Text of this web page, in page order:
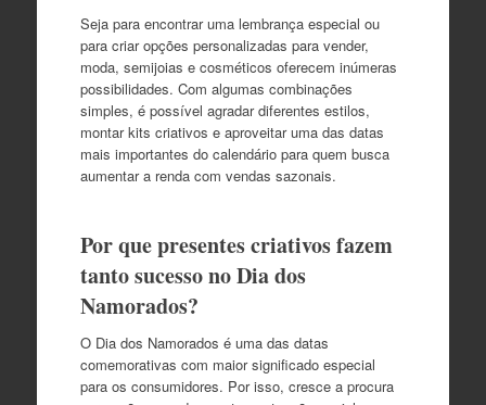
Seja para encontrar uma lembrança especial ou
para criar opções personalizadas para vender,
moda, semijoias e cosméticos oferecem inúmeras
possibilidades. Com algumas combinações
simples, é possível agradar diferentes estilos,
montar kits criativos e aproveitar uma das datas
mais importantes do calendário para quem busca
aumentar a renda com vendas sazonais.
Por que presentes criativos fazem
tanto sucesso no Dia dos
Namorados?
O Dia dos Namorados é uma das datas
comemorativas com maior significado especial
para os consumidores. Por isso, cresce a procura